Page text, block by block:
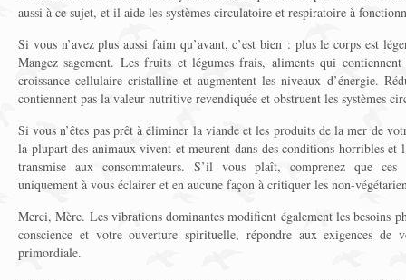
aussi à ce sujet, et il aide les systèmes circulatoire et respiratoire à
Si vous n’avez plus aussi faim qu’avant, c’est bien : plus le corps est
Mangez sagement. Les fruits et légumes frais, aliments qui
croissance cellulaire cristalline et augmentent les niveaux d’énergie.
contiennent pas la valeur nutritive revendiquée et obstruent les systèmes
Si vous n’êtes pas prêt à éliminer la viande et les produits de la mer de
la plupart des animaux vivent et meurent dans des conditions horribles et
transmise aux consommateurs. S’il vous plaît, comprenez que ces
uniquement à vous éclairer et en aucune façon à critiquer les non-
Merci, Mère. Les vibrations dominantes modifient également les besoins
conscience et votre ouverture spirituelle, répondre aux exigences de
primordiale.